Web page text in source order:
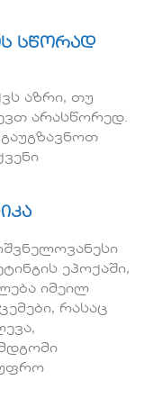
სწორად
აზრი, თუ
არასწორედ.
ეპოქაში,
იმეილ
რასაც
უფრო